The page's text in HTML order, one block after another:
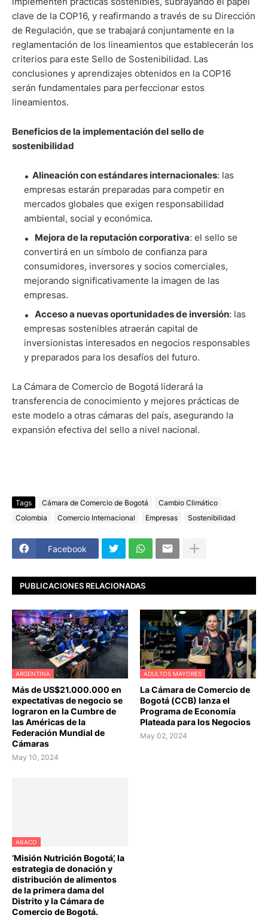
clave de la COP16, y reafirmando a través de su Dirección
de Regulación, que se trabajará conjuntamente en la
reglamentación de los lineamientos que establecerán los
criterios para este Sello de Sostenibilidad. Las
conclusiones y aprendizajes obtenidos en la COP16
serán fundamentales para perfeccionar estos
lineamientos.
Beneficios de la implementación del sello de
sostenibilidad
Alineación con estándares internacionales: las
empresas estarán preparadas para competir en
mercados globales que exigen responsabilidad
ambiental, social y económica.
Mejora de la reputación corporativa: el sello se
convertirá en un símbolo de confianza para
consumidores, inversores y socios comerciales,
mejorando significativamente la imagen de las
empresas.
Acceso a nuevas oportunidades de inversión: las
empresas sostenibles atraerán capital de
inversionistas interesados en negocios responsables
y preparados para los desafíos del futuro.
La Cámara de Comercio de Bogotá liderará la
transferencia de conocimiento y mejores prácticas de
este modelo a otras cámaras del país, asegurando la
expansión efectiva del sello a nivel nacional.
Tags Cámara de Comercio de Bogotá
Cambio Climático
Colombia
Comercio Internacional Empresas Sostenibilidad
Facebook
PUBLICACIONES RELACIONADAS
ARGENTINA
Más de US$21.000.000 en
expectativas de negocio se
lograron en la Cumbre de
las Américas de la
Federación Mundial de
Cámaras
May 10, 2024
ADULTOS MAYORES
La Cámara de Comercio de
Bogotá (CCB) lanza el
Programa de Economía
Plateada para los Negocios
May 02, 2024
ABACO
‘Misión Nutrición Bogotá’, la
estrategia de donación y
distribución de alimentos
de la primera dama del
Distrito y la Cámara de
Comercio de Bogotá.